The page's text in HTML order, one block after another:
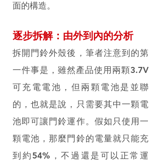
面的構造。
逐步拆解：由外到內的分析
拆開門鈴外殼後，筆者注意到的第
一件事是，雖然產品使用兩顆3.7V
可充電電池，但兩顆電池是並聯
的，也就是說，只需要其中一顆電
池即可讓門鈴運作。假如只使用一
顆電池，那麼門鈴的電量就只能充
到約54%，不過還是可以正常運